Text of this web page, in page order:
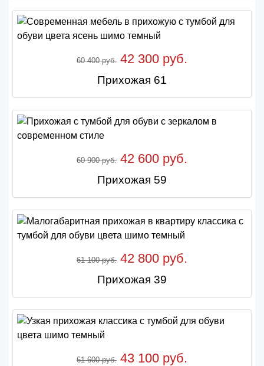
60 400 руб. 42 300 руб.
Прихожая 61
60 900 руб. 42 600 руб.
Прихожая 59
61 100 руб. 42 800 руб.
Прихожая 39
61 600 руб. 43 100 руб.